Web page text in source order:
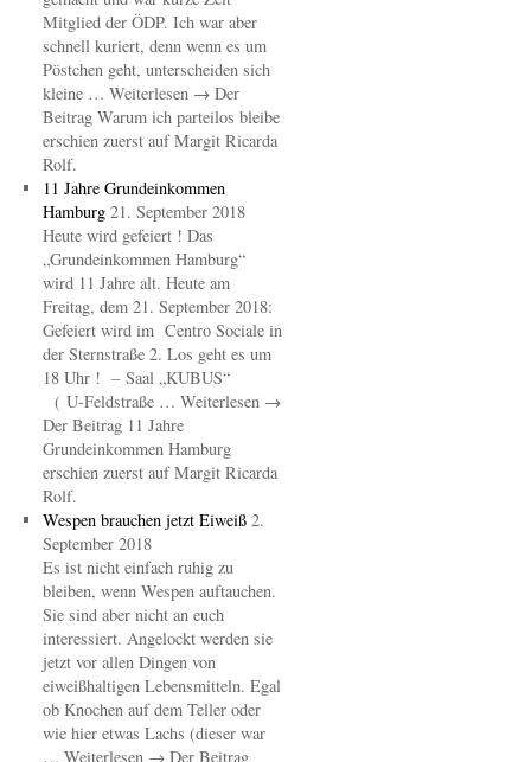
Mitglied der ÖDP. Ich war aber
schnell kuriert, denn wenn es um
Pöstchen geht, unterscheiden sich
kleine … Weiterlesen → Der
Beitrag Warum ich parteilos bleibe
erschien zuerst auf Margit Ricarda
Rolf.
11 Jahre Grundeinkommen
Hamburg 21. September 2018
Heute wird gefeiert ! Das
„Grundeinkommen Hamburg“
wird 11 Jahre alt. Heute am
Freitag, dem 21. September 2018:
Gefeiert wird im Centro Sociale in
der Sternstraße 2. Los geht es um
18 Uhr ! – Saal „KUBUS“
( U-Feldstraße … Weiterlesen →
Der Beitrag 11 Jahre
Grundeinkommen Hamburg
erschien zuerst auf Margit Ricarda
Rolf.
Wespen brauchen jetzt Eiweiß 2.
September 2018
Es ist nicht einfach ruhig zu
bleiben, wenn Wespen auftauchen.
Sie sind aber nicht an euch
interessiert. Angelockt werden sie
jetzt vor allen Dingen von
eiweißhaltigen Lebensmitteln. Egal
ob Knochen auf dem Teller oder
wie hier etwas Lachs (dieser war
… Weiterlesen → Der Beitrag